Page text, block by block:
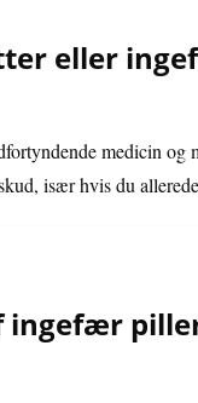
eller
medicin og
især hvis du
ingefær